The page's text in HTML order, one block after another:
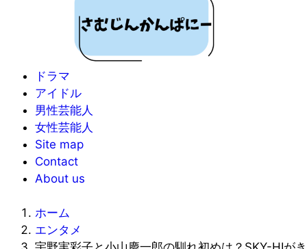
ドラマ
アイドル
男性芸能人
女性芸能人
Site map
Contact
About us
ホーム
エンタメ